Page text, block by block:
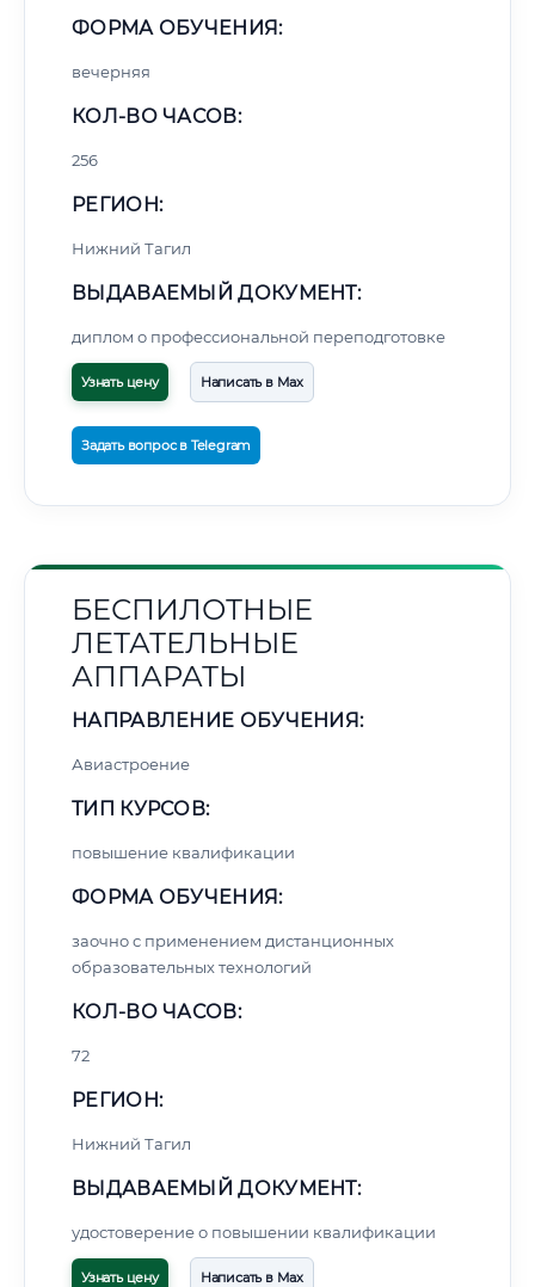
ФОРМА ОБУЧЕНИЯ:
вечерняя
КОЛ-ВО ЧАСОВ:
256
РЕГИОН:
Нижний Тагил
ВЫДАВАЕМЫЙ ДОКУМЕНТ:
диплом о профессиональной переподготовке
Узнать цену Написать в Max
Задать вопрос в Telegram
БЕСПИЛОТНЫЕ
ЛЕТАТЕЛЬНЫЕ
АППАРАТЫ
НАПРАВЛЕНИЕ ОБУЧЕНИЯ:
Авиастроение
ТИП КУРСОВ:
повышение квалификации
ФОРМА ОБУЧЕНИЯ:
заочно с применением дистанционных
образовательных технологий
КОЛ-ВО ЧАСОВ:
72
РЕГИОН:
Нижний Тагил
ВЫДАВАЕМЫЙ ДОКУМЕНТ:
удостоверение о повышении квалификации
Узнать цену Написать в Max